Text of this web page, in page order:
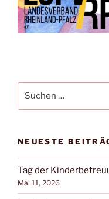
nach:
NEUESTE
Tag der
Mai 11, 2026